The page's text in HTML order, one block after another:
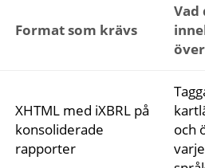
Format som krävs
Vad
XHTML med iXBRL på
konsoliderade
rapporter
och
varje